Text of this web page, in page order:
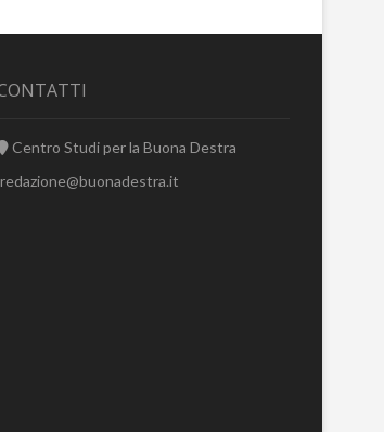
Centro Studi per la Buona Destra
redazione@buonadestra.it